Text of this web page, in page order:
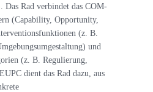
Das Rad verbindet das COM-
(Capability, Opportunity,
(z. B.
und
(z. B. Regulierung,
dient das Rad dazu, aus